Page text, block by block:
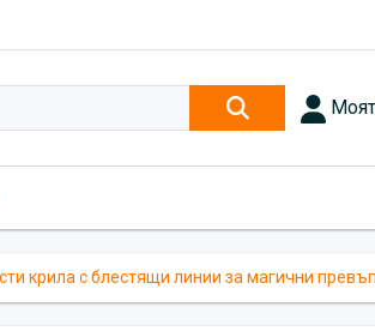
крила с блестящи линии за магични